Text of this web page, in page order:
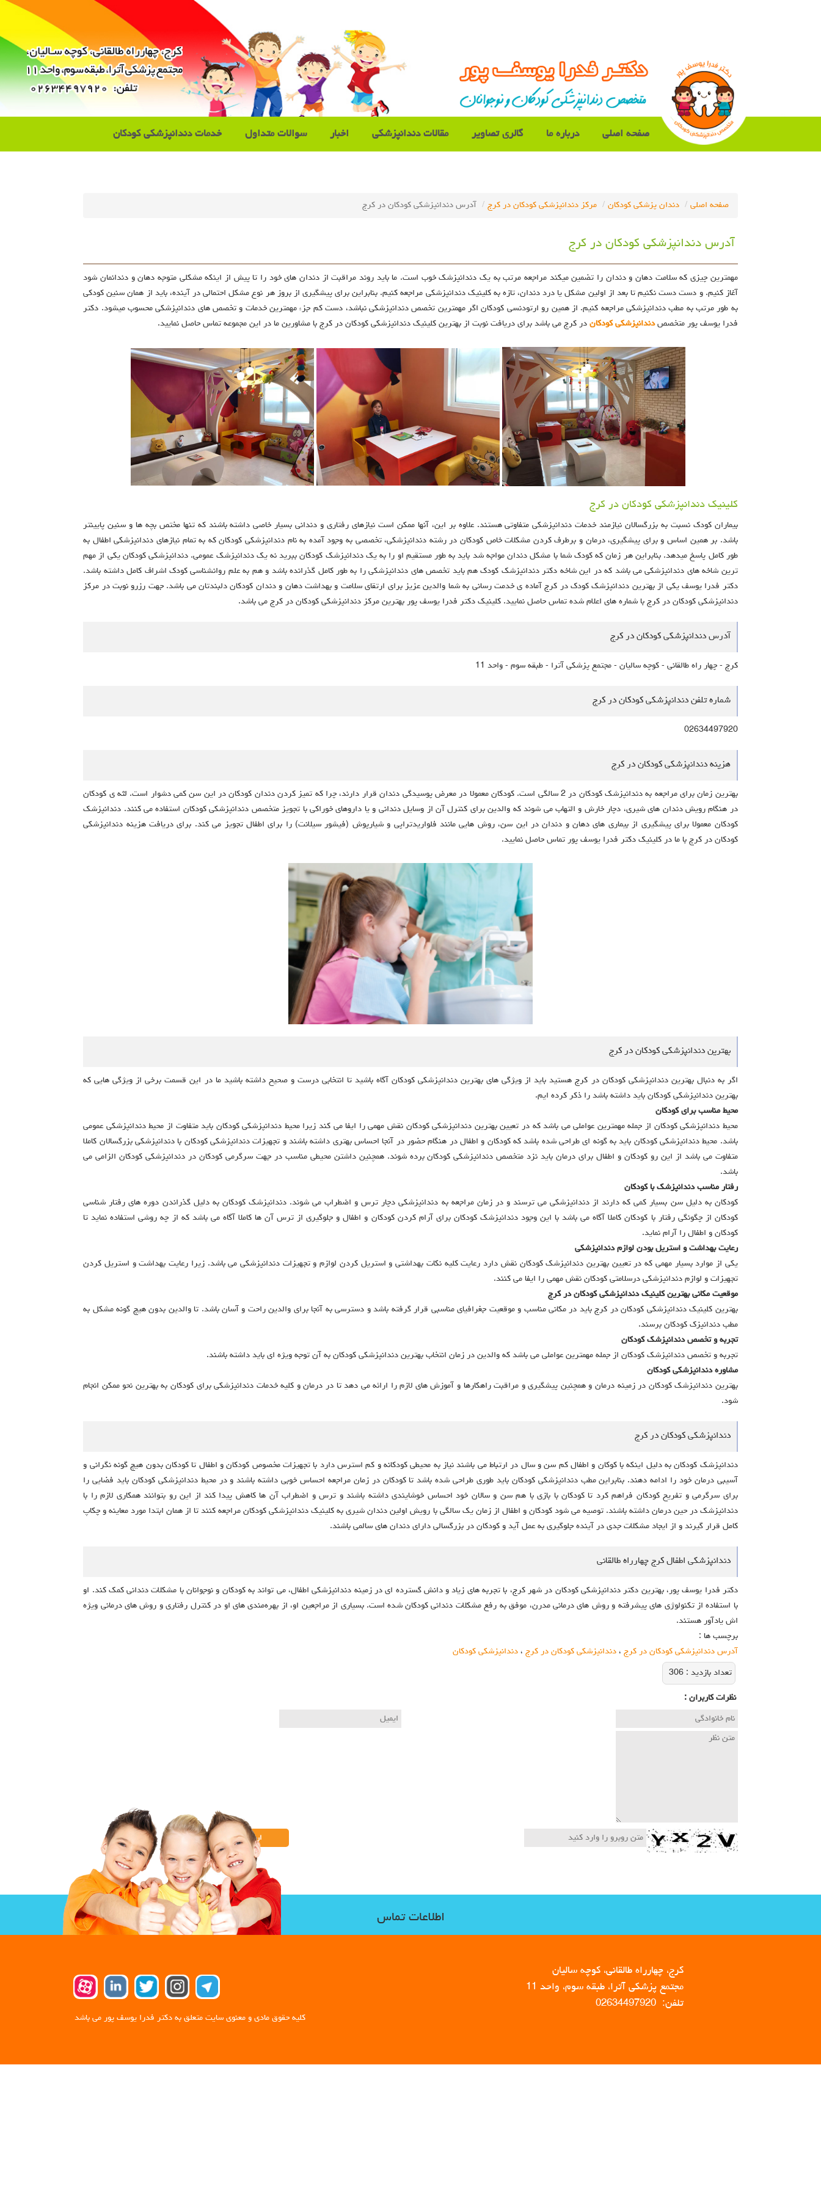
صفحه اصلی درباره ما گالری تصاویر مقالات دندانپزشکی اخبار سوالات متداول خدمات دندانپزشکی کودکان
صفحه اصلی دندان پزشکی کودکان مرکز دندانپزشکی کودکان در کرج آدرس دندانپزشکی کودکان در کرج
آدرس دندانپزشکی کودکان در کرج
مهمترین چیزی که سلامت دهان و دندان را تضمین میکند مراجعه مرتب به یک دندانپزشک خوب است. ما باید روند مراقبت از دندان های خود را تا پیش از اینکه مشکلی متوجه دهان و دندانمان شود
آغاز کنیم. و دست دست نکنیم تا بعد از اولین مشکل یا درد دندان، تازه به کلینیک دندانپزشکی مراجعه کنیم. بنابراین برای پیشگیری از بروز هر نوع مشکل احتمالی در آینده، باید از همان سنین کودکی
به طور مرتب به مطب دندانپزشکی مراجعه کنیم. از همین رو ارتودنسی کودکان اگر مهمترین تخصص دندانپزشکی نباشد، دست کم جزء مهمترین خدمات و تخصص های دندانپزشکی محسوب میشود. دکتر
فدرا یوسف پور متخصصدندانپزشکی کودکان در کرج می باشد برای دریافت نوبت از بهترین کلینیک دندانپزشکی کودکان در کرج با مشاورین ما در این مجموعه تماس حاصل نمایید.
کلینیک دندانپزشکی کودکان در کرج
بیماران کودک نسبت به بزرگسالان نیازمند خدمات دندانپزشکی متفاوتی هستند. علاوه بر این، آنها ممکن است نیازهای رفتاری و دندانی بسیار خاصی داشته باشند که تنها مختص بچه ها و سنین پایینتر
باشد. بر همین اساس و برای پیشگیری، درمان و برطرف کردن مشکلات خاص کودکان در رشته دندانپزشکی، تخصصی به وجود آمده به نام دندانپزشکی کودکان که به تمام نیازهای دندانپزشکی اطفال به
طور کامل پاسخ میدهد. بنابراین هر زمان که کودک شما با مشکل دندان مواجه شد باید به طور مستقیم او را به یک دندانپزشک کودکان ببرید نه یک دندانپزشک عمومی. دندانپزشکی کودکان یکی از مهم
ترین شاخه های دندانپزشکی می باشد که در این شاخه دکتر دندانپزشک کودک هم باید تخصص های دندانپزشکی را به طور کامل گذرانده باشد و هم به علم روانشناسی کودک اشراف کامل داشته باشد.
دکتر فدرا یوسف یکی از بهترین دندانپزشک کودک در کرج آماده ی خدمت رسانی به شما والدین عزیز برای ارتقای سلامت و بهداشت دهان و دندان کودکان دلبندتان می باشد. جهت رزرو نوبت در مرکز
دندانپزشکی کودکان در کرج با شماره های اعلام شده تماس حاصل نمایید. کلینیک دکتر فدرا یوسف پور بهترین مرکز دندانپزشکی کودکان در کرج می باشد.
آدرس دندانپزشکی کودکان در کرج
کرج - چهار راه طالقانی - کوچه سالیان - مجتمع پزشکی آترا - طبقه سوم - واحد 11
شماره تلفن دندانپزشکی کودکان در کرج
02634497920
هزینه دندانپزشکی کودکان در کرج
بهترین زمان برای مراجعه به دندانپزشک کودکان در 2 سالگی است. کودکان معمولا در معرض پوسیدگی دندان قرار دارند، چرا که تمیز کردن دندان کودکان در این سن کمی دشوار است. لثه ی کودکان
در هنگام رویش دندان های شیری، دچار خارش و التهاب می شوند که والدین برای کنترل آن از وسایل دندانی و یا داروهای خوراکی با تجویز متخصص دندانپزشکی کودکان استفاده می کنند. دندانپزشک
کودکان معمولا برای پیشگیری از بیماری های دهان و دندان در این سن، روش هایی مانند فلواریدتراپی و شیارپوش (فیشور سیلانت) را برای اطفال تجویز می کند. برای دریافت هزینه دندانپزشکی
کودکان در کرج با ما در کلینیک دکتر فدرا یوسف پور تماس حاصل نمایید.
بهترین دندانپزشکی کودکان در کرج
اگر به دنبال بهترین دندانپزشکی کودکان در کرج هستید باید از ویژگی های بهترین دندانپزشکی کودکان آگاه باشید تا انتخابی درست و صحیح داشته باشید ما در این قسمت برخی از ویژگی هایی که
بهترین دندانپزشکی کودکان باید داشته باشد را ذکر کرده ایم.
محیط مناسب برای کودکان
محیط دندانپزشکی کودکان از جمله مهمترین عواملی می باشد که در تعیین بهترین دندانپزشکی کودکان نقش مهمی را ایفا می کند زیرا محیط دندانپزشکی کودکان باید متفاوت از محیط دندانپزشکی عمومی
باشد. محیط دندانپزشکی کودکان باید به گونه ای طراحی شده باشد که کودکان و اطفال در هنگام حضور در آنجا احساس بهتری داشته باشند و تجهیزات دندانپزشکی کودکان با دندانپزشکی بزرگسالان کاملا
متفاوت می باشد از این رو کودکان و اطفال برای درمان باید نزد متخصص دندانپزشکی کودکان برده شوند. همچنین داشتن محیطی مناسب در جهت سرگرمی کودکان در دندانپزشکی کودکان الزامی می
باشد.
رفتار مناسب دندانپزشک با کودکان
کودکان به دلیل سن بسیار کمی که دارند از دندانپزشکی می ترسند و در زمان مراجعه به دندانپزشکی دچار ترس و اضطراب می شوند. دندانپزشک کودکان به دلیل گذراندن دوره های رفتار شناسی
کودکان از چگونگی رفتار با کودکان کاملا آگاه می باشد با این وجود دندانپزشک کودکان برای آرام کردن کودکان و اطفال و جلوگیری از ترس آن ها کاملا آگاه می باشد که از چه روشی استفاده نماید تا
کودکان و اطفال را آرام نماید.
رعایت بهداشت و استریل بودن لوازم دندانپزشکی
یکی از موارد بسیار مهمی که در تعیین بهترین دندانپزشک کودکان نقش دارد رعایت کلیه نکات بهداشتی و استریل کردن لوازم و تجهیزات دندانپزشکی می باشد. زیرا رعایت بهداشت و استریل کردن
تجهیزات و لوازم دندانپزشکی درسلامتی کودکان نقش مهمی را ایفا می کنند.
موقعیت مکانی بهترین کلینیک دندانپزشکی کودکان در کرج
بهترین کلینیک دندانپزشکی کودکان در کرج باید در مکانی مناسب و موقعیت جغرافیای مناسبی قرار گرفته باشد و دسترسی به آنجا برای والدین راحت و آسان باشد. تا والدین بدون هیچ گونه مشکل به
مطب دندانپزک کودکان برسند.
تجربه و تخصص دندانپزشک کودکان
تجربه و تخصص دندانپزشک کودکان از جمله مهمترین عواملی می باشد که والدین در زمان انتخاب بهترین دندانپزشکی کودکان به آن توجه ویژه ای باید داشته باشند.
مشاوره دندانپزشکی کودکان
بهترین دندانپزشک کودکان در زمینه درمان و همچنین پیشگیری و مراقبت راهکارها و آموزش های لازم را ارائه می دهد تا در درمان و کلیه خدمات دندانپزشکی برای کودکان به بهترین نحو ممکن انجام
شود.
دندانپزشکی کودکان در کرج
دندانپزشک کودکان به دلیل اینکه با کوکان و اطفال کم سن و سال در ارتباط می باشند نیاز به محیطی کودکانه و کم استرس دارد با تجهیزات مخصوص کودکان و اطفال تا کودکان بدون هیچ گونه نگرانی و
آسیبی درمان خود را ادامه دهند. بنابراین مطب دندانپزشکی کودکان باید طوری طراحی شده باشد تا کودکان در زمان مراجعه احساس خوبی داشته باشند و در محیط دندانپزشکی کودکان باید فضایی را
برای سرگرمی و تفریح کودکان فراهم کرد تا کودکان با بازی با هم سن و سالان خود احساس خوشایندی داشته باشند و ترس و اضطراب آن ها کاهش پیدا کند از این رو بتوانند همکاری لازم را با
دندانپزشک در حین درمان داشته باشند. توصیه می شود کودکان و اطفال از زمان یک سالگی با رویش اولین دندان شیری به کلینیک دندانپزشکی کودکان مراجعه کنند تا از همان ابتدا مورد معاینه و چکاپ
کامل قرار گیرند و از ایجاد مشکلات جدی در آینده جلوگیری به عمل آید و کودکان در بزرگسالی دارای دندان های سالمی باشند.
دندانپزشکی اطفال کرج چهارراه طالقانی
دکتر فدرا یوسف پور، بهترین دکتر دندانپزشکی کودکان در شهر کرج، با تجربه‌ های زیاد و دانش گسترده‌ ای در زمینه دندانپزشکی اطفال، می‌ تواند به کودکان و نوجوانان با مشکلات دندانی کمک کند. او
با استفاده از تکنولوژی‌ های پیشرفته و روش‌ های درمانی مدرن، موفق به رفع مشکلات دندانی کودکان شده است. بسیاری از مراجعین او، از بهره‌مندی‌ های او در کنترل رفتاری و روش‌ های درمانی ویژه
اش یادآور هستند.
برچسب ها :
آدرس دندانپزشکی کودکان در کرج ،دندانپزشکی کودکان در کرج ،دندانپزشکی کودکان
تعداد بازديد :306
نظرات كاربران :
اطلاعات تماس
کرج، چهارراه طالقانی، کوچه سالیان
مجتمع پزشکی آترا، طبقه سوم، واحد 11
تلفن: 02634497920
کلیه حقوق مادی و معنوی سایت متعلق به دکتر فدرا یوسف پور می باشد